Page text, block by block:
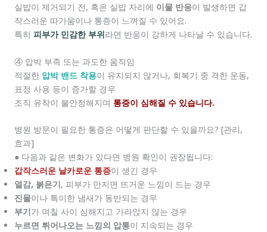
실밥이 제거되기 전, 혹은 실밥 자리에 이물 반응이 발생하면 갑
작스러운 따가움이나 통증이 느껴질 수 있어요.
특히 피부가 민감한 부위라면 반응이 강하게 나타날 수 있습니다.
④ 압박 부족 또는 과도한 움직임
적절한 압박 밴드 착용이 유지되지 않거나, 회복기 중 격한 운동,
표정 사용 등이 증가할 경우
조직 유착이 불안정해지며 통증이 심해질 수 있습니다.
병원 방문이 필요한 통증은 어떻게 판단할 수 있을까요? [관리,
효과]
● 다음과 같은 변화가 있다면 병원 확인이 권장됩니다:
갑작스러운 날카로운 통증이 생긴 경우
열감, 붉은기, 피부가 만지면 뜨거운 느낌이 드는 경우
진물이나 특이한 냄새가 동반되는 경우
부기가 며칠 사이 심해지고 가라앉지 않는 경우
누르면 튀어나오는 느낌의 압통이 지속되는 경우